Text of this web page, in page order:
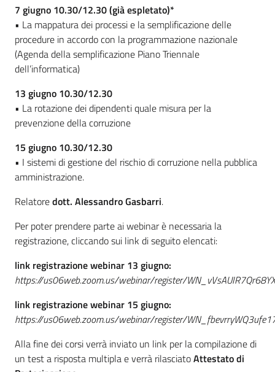
7 giugno 10.30/12.30 (già espletato)*
• La mappatura dei processi e la semplificazione delle
procedure in accordo con la programmazione nazionale
(Agenda della semplificazione Piano Triennale
dell’informatica)
13 giugno 10.30/12.30
• La rotazione dei dipendenti quale misura per la
prevenzione della corruzione
15 giugno 10.30/12.30
• I sistemi di gestione del rischio di corruzione nella pubblica
amministrazione.
Relatoredott. Alessandro Gasbarri.
Per poter prendere parte ai webinar è necessaria la
registrazione, cliccando sui link di seguito elencati:
link registrazione webinar 13 giugno:
https://us06web.zoom.us/webinar/register/
link registrazione webinar 15 giugno:
https://us06web.zoom.us/webinar/register/
Alla fine dei corsi verrà inviato un link per la compilazione di
un test a risposta multipla e verrà rilasciatoAttestato di